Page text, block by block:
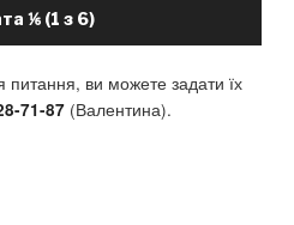
⅙ (1 з 6)
ви можете задати їх
71-87 (Валентина).